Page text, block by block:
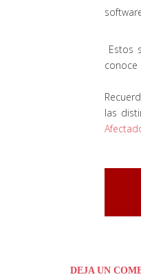
Estos
conoce
las
DEJA UN